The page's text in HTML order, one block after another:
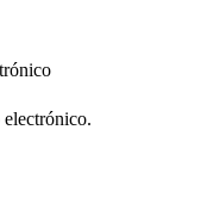
electrónico.